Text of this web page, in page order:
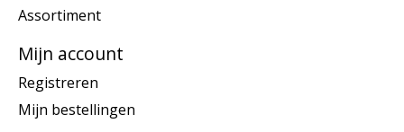
Assortiment
Mijn account
Registreren
Mijn bestellingen